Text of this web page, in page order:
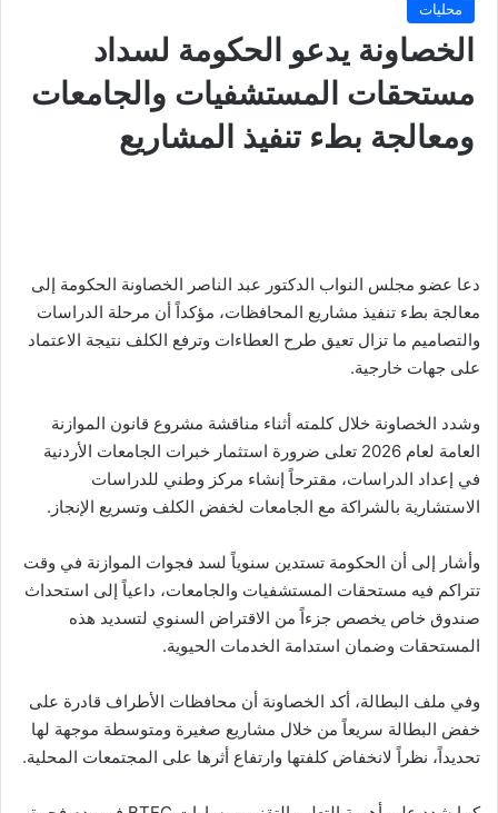
محليات
الخصاونة يدعو الحكومة لسداد
مستحقات المستشفيات والجامعات
ومعالجة بطء تنفيذ المشاريع
دعا عضو مجلس النواب الدكتور عبد الناصر الخصاونة الحكومة إلى
معالجة بطء تنفيذ مشاريع المحافظات، مؤكداً أن مرحلة الدراسات
والتصاميم ما تزال تعيق طرح العطاءات وترفع الكلف نتيجة الاعتماد
على جهات خارجية.
وشدد الخصاونة خلال كلمته أثناء مناقشة مشروع قانون الموازنة
العامة لعام 2026 تعلى ضرورة استثمار خبرات الجامعات الأردنية
في إعداد الدراسات، مقترحاً إنشاء مركز وطني للدراسات
الاستشارية بالشراكة مع الجامعات لخفض الكلف وتسريع الإنجاز.
وأشار إلى أن الحكومة تستدين سنوياً لسد فجوات الموازنة في وقت
تتراكم فيه مستحقات المستشفيات والجامعات، داعياً إلى استحداث
صندوق خاص يخصص جزءاً من الاقتراض السنوي لتسديد هذه
المستحقات وضمان استدامة الخدمات الحيوية.
وفي ملف البطالة، أكد الخصاونة أن محافظات الأطراف قادرة على
خفض البطالة سريعاً من خلال مشاريع صغيرة ومتوسطة موجهة لها
تحديداً، نظراً لانخفاض كلفتها وارتفاع أثرها على المجتمعات المحلية.